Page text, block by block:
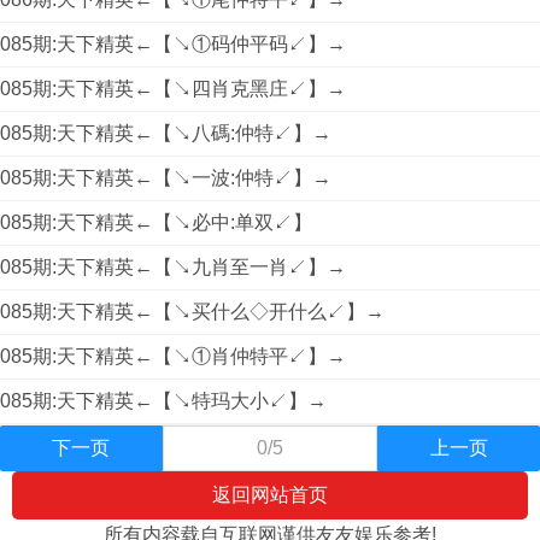
085期:天下精英←【↘①码仲平码↙】→
085期:天下精英←【↘四肖克黑庄↙】→
085期:天下精英←【↘八碼:仲特↙】→
085期:天下精英←【↘一波:仲特↙】→
085期:天下精英←【↘必中:单双↙】
085期:天下精英←【↘九肖至一肖↙】→
085期:天下精英←【↘买什么◇开什么↙】→
085期:天下精英←【↘①肖仲特平↙】→
085期:天下精英←【↘特玛大小↙】→
下一页 0/5 上一页
返回网站首页
所有内容载自互联网谨供友友娱乐参考!